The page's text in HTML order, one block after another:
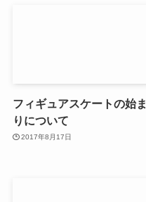
フィギュアスケートの始ま
りについて
2017年8月17日